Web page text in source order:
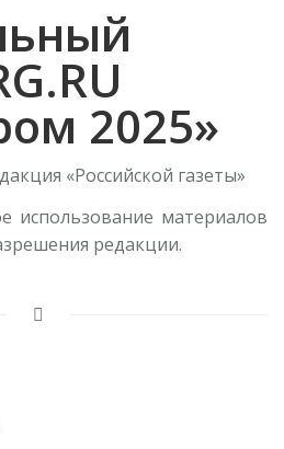
2025»
«Российской газеты»
использование материалов
редакции.